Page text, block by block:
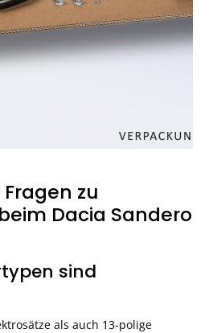
zu
Dacia Sandero
sind
als auch 13-polige